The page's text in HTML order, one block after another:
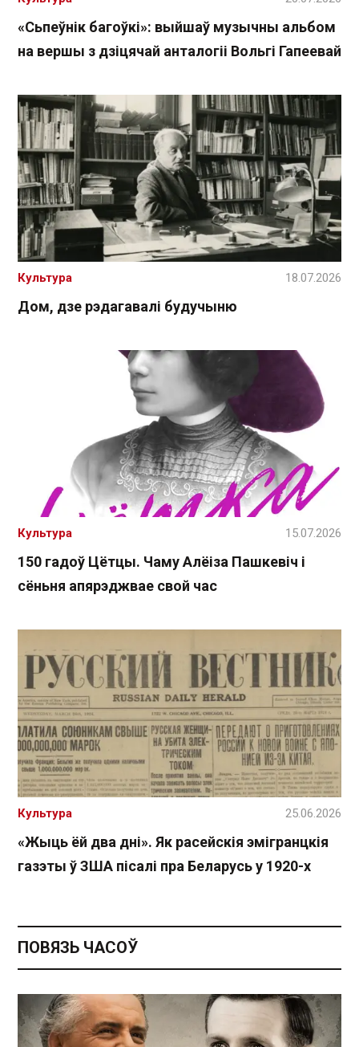
«Сьпеўнік багоўкі»: выйшаў музычны альбом
на вершы з дзіцячай анталогіі Вольгі Гапеевай
Дом, дзе рэдагавалі будучыню
Культура 18.07.2026
150 гадоў Цётцы. Чаму Алёіза Пашкевіч і
сёньня апярэджвае свой час
Культура 15.07.2026
«Жыць ёй два дні». Як расейскія эмігранцкія
газэты ў ЗША пісалі пра Беларусь у 1920-х
Культура 25.06.2026
ПОВЯЗЬ ЧАСОЎ